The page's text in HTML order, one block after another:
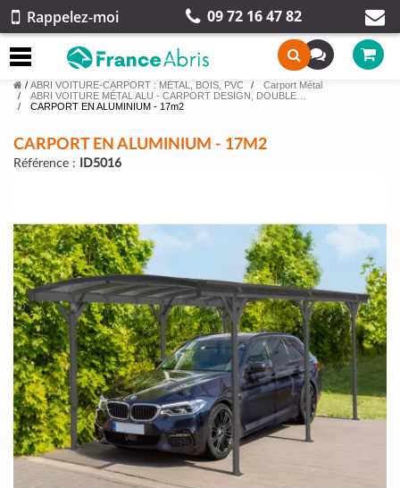
Rappelez-moi 09 72 16 47 82
/ ABRI VOITURE-CARPORT : MÉTAL, BOIS, PVC
Carport Métal
ABRI VOITURE MÉTAL ALU - CARPORT DESIGN, DOUBLE…
CARPORT EN ALUMINIUM - 17m2
CARPORT EN ALUMINIUM - 17M2
Référence : ID5016